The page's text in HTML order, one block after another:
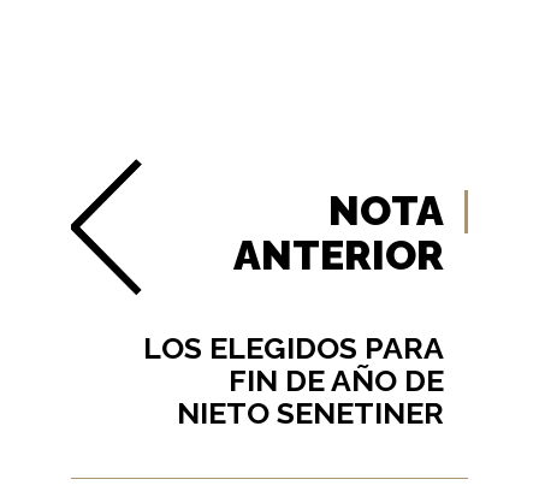
NOTA
ANTERIOR
LOS ELEGIDOS PARA
FIN DE AÑO DE
NIETO SENETINER